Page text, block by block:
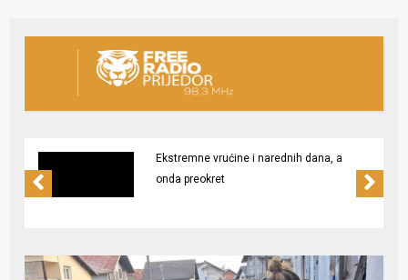
Ekstremne vrućine i narednih dana, a
onda preokret